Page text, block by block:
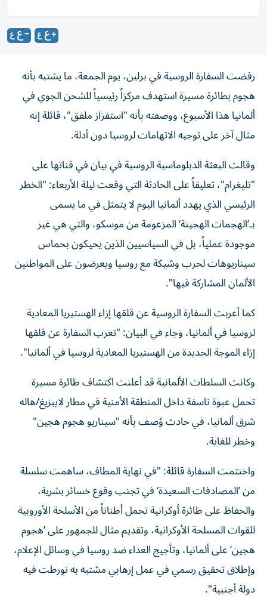
رفضت السفارة الروسية في برلين، يوم الجمعة، ما يشتبه بأنه
هجوم بطائرة مسيرة استهدف مركزاً رئيسياً للشحن الجوي في
ألمانيا هذا الأسبوع، ووصفته بأنه "استفزاز ملفق"، قائلة إنه
مثال آخر على توجيه الاتهامات لروسيا دون أدلة.
وقالت البعثة الدبلوماسية الروسية في بيان في قناتها على
"تليغرام"، تعليقاً على الحادثة التي وقعت ليلة الأربعاء: "الخطر
الرئيسي الذي يهدد ألمانيا اليوم لا يتمثل في ما يسمى
بـ’الهجمات الهجينة‘ المزعومة من موسكو، والتي هي غير
موجودة عملياً، بل في السياسيين الذين يحيكون بحماس
سيناريوهات لحرب وشيكة مع روسيا ويعرضون على المواطنين
الألمان المشاركة فيها".
كما أعربت السفارة الروسية عن قلقها إزاء الهستيريا المعادية
لروسيا في ألمانيا، وجاء في البيان: "تعرب السفارة عن قلقها
إزاء الموجة الجديدة من الهستيريا المعادية لروسيا في ألمانيا".
وكانت السلطات الألمانية قد أعلنت اكتشاف طائرة مسيرة
تحمل عبوة ناسفة داخل المنطقة الأمنية في مطار لايبزيغ/هاله
شرق ألمانيا، في حادث وُصف بأنه "سيناريو هجوم هجين"
وخطر للغاية.
واختتمت السفارة قائلة: "في نهاية المطاف، ساهمت سلسلة
من ’المصادفات السعيدة‘ في تجنب وقوع خسائر بشرية،
والحفاظ على طائرة أوكرانية تحمل أطناناً من الأسلحة الأوروبية
للقوات المسلحة الأوكرانية، وتقديم مثال للجمهور على ’هجوم
هجين‘ على ألمانيا، وتأجيج العداء ضد روسيا في وسائل الإعلام،
وإطلاق تحقيق رسمي في عمل إرهابي مشتبه به تورطت فيه
دولة أجنبية".